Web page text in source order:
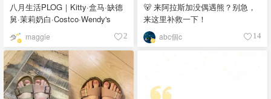
八月生活PLOG｜Kitty·盒马·缺德
舅·茉莉奶白·Costco·Wendy's
maggie 2
🐻 来阿拉斯加没偶遇熊？别急，
来这里补救一下！
abc個c 14